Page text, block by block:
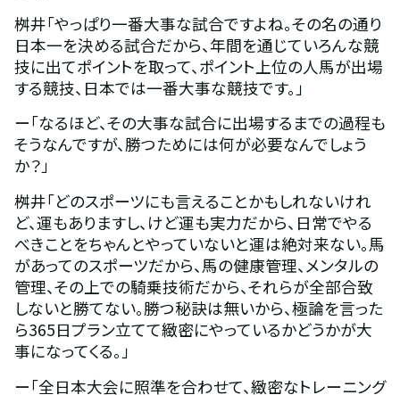
桝井「やっぱり一番大事な試合ですよね。その名の通り
日本一を決める試合だから、年間を通じていろんな競
技に出てポイントを取って、ポイント上位の人馬が出場
する競技、日本では一番大事な競技です。」
ー「なるほど、その大事な試合に出場するまでの過程も
そうなんですが、勝つためには何が必要なんでしょう
か？」
桝井「どのスポーツにも言えることかもしれないけれ
ど、運もありますし、けど運も実力だから、日常でやる
べきことをちゃんとやっていないと運は絶対来ない。馬
があってのスポーツだから、馬の健康管理、メンタルの
管理、その上での騎乗技術だから、それらが全部合致
しないと勝てない。勝つ秘訣は無いから、極論を言った
ら365日プラン立てて緻密にやっているかどうかが大
事になってくる。」
ー「全日本大会に照準を合わせて、緻密なトレーニング